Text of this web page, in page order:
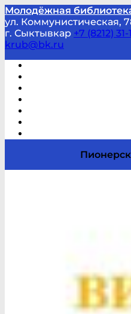
Молодёжная
ул. Коммунистическая,
г. Сыктывкар +7 (8212)
krub@bk.ru